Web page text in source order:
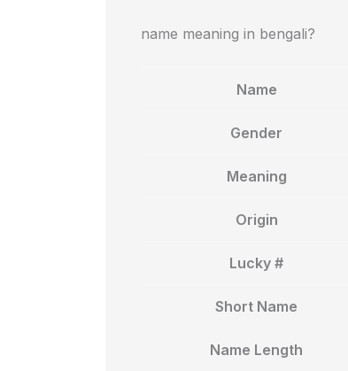
name meaning in bengali?
Name
Gender
Meaning
Origin
Lucky #
Short Name
Name Length